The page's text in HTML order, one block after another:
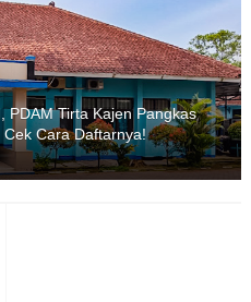
PDAM Tirta Kajen Pangkas
Cara Daftarnya!